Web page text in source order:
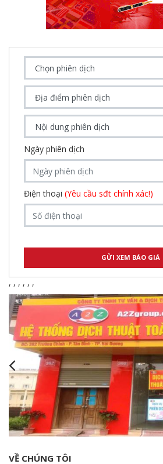
Ngày phiên dịch
Điện thoại (Yêu cầu sđt chính xác!)
, , , , , ,
VỀ CHÚNG TÔI